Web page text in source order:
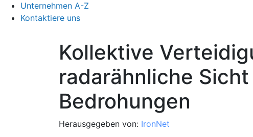
Unternehmen A-Z
Kontaktiere uns
Kollektive
radarähnliche
Bedrohungen
Herausgegeben von: IronNet